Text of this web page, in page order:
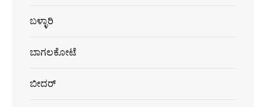
ಬಳ್ಳಾರಿ
ಬಾಗಲಕೋಟೆ
ಬೀದರ್